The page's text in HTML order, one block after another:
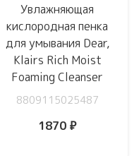
Увлажняющая
кислородная пенка
для умывания Dear,
Klairs Rich Moist
Foaming Cleanser
8809115025487
1870 ₽